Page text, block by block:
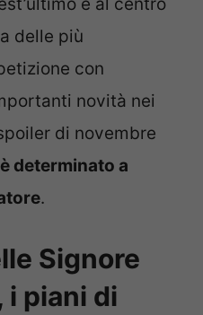
delle più
con
novità nei
di novembre
determinato a
.
Signore
piani di